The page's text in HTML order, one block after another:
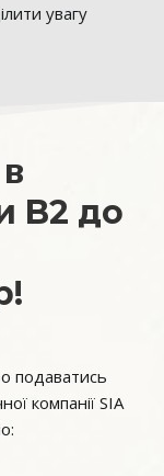
увагу
B2 до
подаватись
компанії SIA